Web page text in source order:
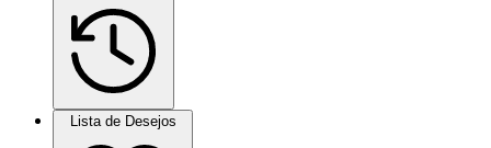
Lista de Desejos